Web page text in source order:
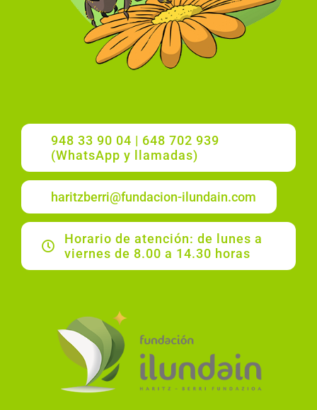
948 33 90 04 | 648 702 939
(WhatsApp y llamadas)
haritzberri@fundacion-ilundain.com
Horario de atención: de lunes a
viernes de 8.00 a 14.30 horas